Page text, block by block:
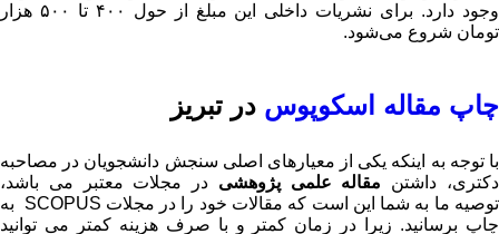
وجود دارد. برای نشریات داخلی این مبلغ از حول ۴۰۰ تا ۵۰۰ هزار
تومان شروع می‌شود.
چاپ مقاله اسکوپوس در تبریز
با توجه به اینکه یکی از معیارهای اصلی سنجش دانشجویان در مصاحبه
دکتری، داشتن مقاله علمی پژوهشی در مجلات معتبر می باشد،
توصیه ما به شما این است که مقالات خود را در مجلات SCOPUS به
چاپ برسانید. زیرا در زمان کمتر و با صرف هزینه کمتر می توانید